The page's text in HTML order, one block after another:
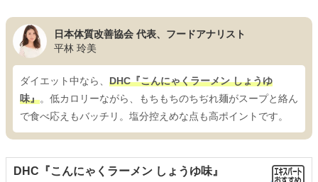
日本体質改善協会 代表、フードアナリスト
平林 玲美
ダイエット中なら、 DHC『こんにゃくラーメン しょうゆ
味』。低カロリーながら、もちもちのちぢれ麺がスープと絡ん
で食べ応えもバッチリ。塩分控えめな点も高ポイントです。
DHC『こんにゃくラーメン しょうゆ味』